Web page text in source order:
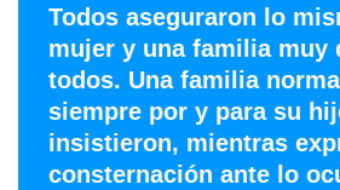
Todos aseguraron lo
mujer y una familia muy
todos. Una familia
siempre por y para su
insistieron, mientras
consternación ante lo